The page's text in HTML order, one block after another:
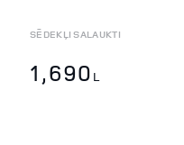
SĒDEKĻI SALAUKTI
1,690 L